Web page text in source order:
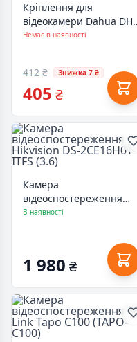
Кріплення для
відеокамери Dahua DH-
PFA134
Немає в наявності
412 ₴ Знижка 7 ₴
405 ₴
Камера
відеоспостереження
Hikvision DS-2CE16H0T-
В наявності
1 980 ₴